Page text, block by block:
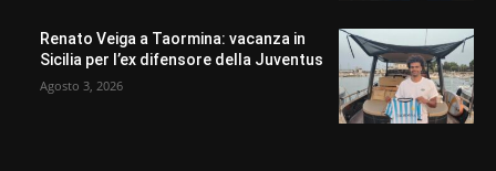
Renato Veiga a Taormina: vacanza in
Sicilia per l’ex difensore della Juventus
Agosto 3, 2026